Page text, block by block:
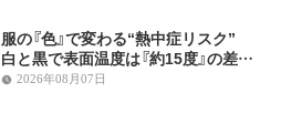
服の『色』で変わる“熱中症リスク”
白と黒で表面温度は『約15度』の差…
2026年08月07日